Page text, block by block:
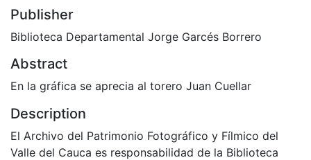
Publisher
Biblioteca Departamental Jorge Garcés Borrero
Abstract
En la gráfica se aprecia al torero Juan Cuellar
Description
El Archivo del Patrimonio Fotográfico y Fílmico del
Valle del Cauca es responsabilidad de la Biblioteca